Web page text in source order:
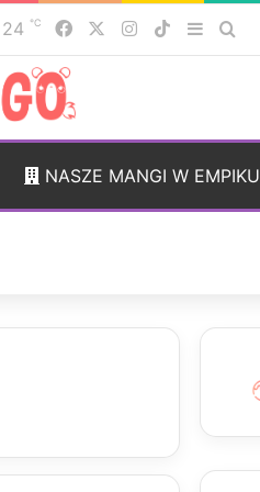
24 ℃ FacebookInstagram
TikTokSidebar
NASZE MANGI W EMPIKU